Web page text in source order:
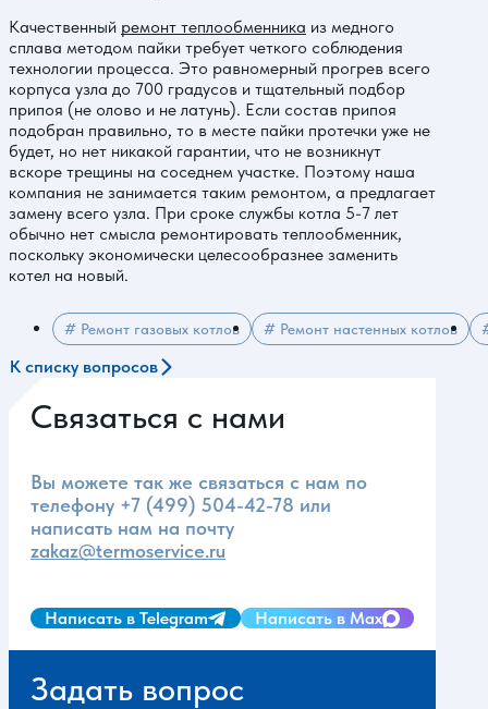
Качественный ремонт теплообменника из медного
сплава методом пайки требует четкого соблюдения
технологии процесса. Это равномерный прогрев всего
корпуса узла до 700 градусов и тщательный подбор
припоя (не олово и не латунь). Если состав припоя
подобран правильно, то в месте пайки протечки уже не
будет, но нет никакой гарантии, что не возникнут
вскоре трещины на соседнем участке. Поэтому наша
компания не занимается таким ремонтом, а предлагает
замену всего узла. При сроке службы котла 5-7 лет
обычно нет смысла ремонтировать теплообменник,
поскольку экономически целесообразнее заменить
котел на новый.
# Ремонт газовых котлов # Ремонт настенных котлов
К списку вопросов
Связаться с нами
Вы можете так же связаться с нам по
телефону +7 (499) 504-42-78 или
написать нам на почту
zakaz@termoservice.ru
Написать в Telegram Написать в Max
Задать вопрос